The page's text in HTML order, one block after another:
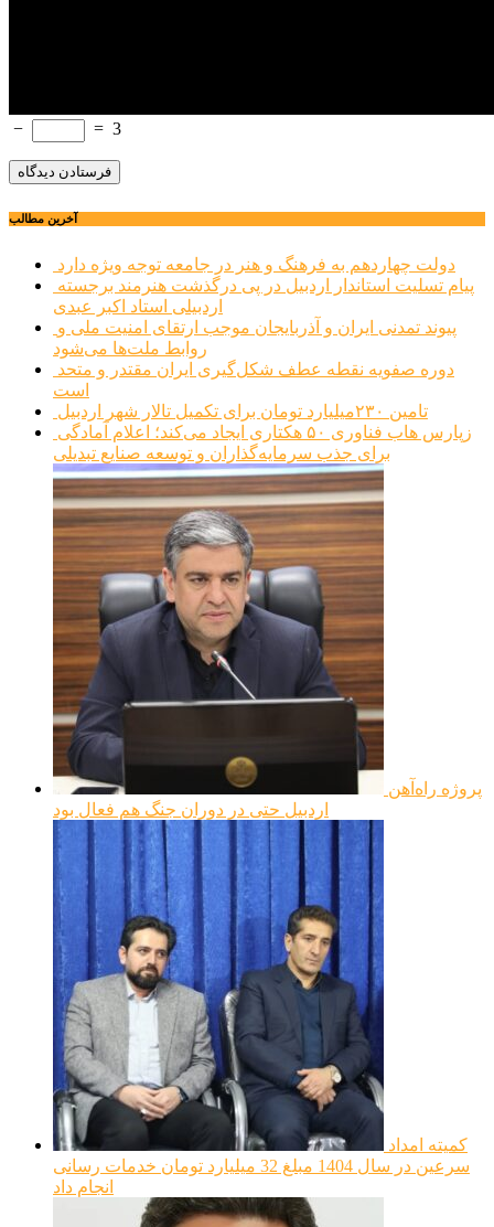
− = 3
آخرین مطالب
دولت چهاردهم به فرهنگ و هنر در جامعه توجه ویژه دارد
اردبیلی استاد اکبر عبدی
روابط ملت‌ها می‌شود
است
تامین ۲۳۰میلیارد تومان برای تکمیل تالار شهر اردبیل
برای جذب سرمایه‌گذاران و توسعه صنایع تبدیلی
اردبیل حتی در دوران جنگ هم فعال بود
سرعین در سال 1404 مبلغ 32 میلیارد تومان خدمات رسانی
انجام داد